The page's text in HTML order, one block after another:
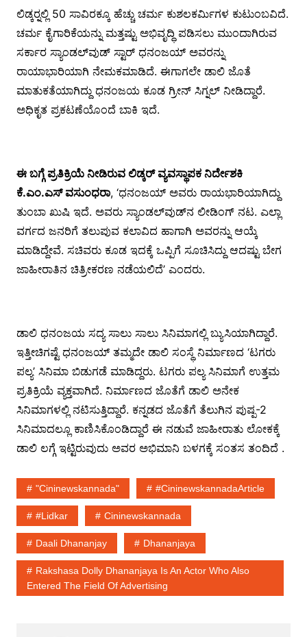
ಲಿಡ್ಕರ್‍ನಲ್ಲಿ 50 ಸಾವಿರಕ್ಕೂ ಹೆಚ್ಚು ಚರ್ಮ ಕುಶಲಕರ್ಮಿಗಳ ಕುಟುಂಬವಿದೆ.
ಚರ್ಮ ಕೈಗಾರಿಕೆಯನ್ನು ಮತ್ತಷ್ಟು ಅಭಿವೃದ್ಧಿ ಪಡಿಸಲು ಮುಂದಾಗಿರುವ
ಸರ್ಕಾರ ಸ್ಯಾಂಡಲ್‍ವುಡ್ ಸ್ಟಾರ್ ಧನಂಜಯ್ ಅವರನ್ನು
ರಾಯಾಭಾರಿಯಾಗಿ ನೇಮಕಮಾಡಿದೆ. ಈಗಾಗಲೇ ಡಾಲಿ ಜೊತೆ
ಮಾತುಕತೆಯಾಗಿದ್ದು ಧನಂಜಯ ಕೂಡ ಗ್ರೀನ್ ಸಿಗ್ನಲ್ ನೀಡಿದ್ದಾರೆ.
ಅಧಿಕೃತ ಪ್ರಕಟಣೆಯೊಂದೆ ಬಾಕಿ ಇದೆ.
ಈ ಬಗ್ಗೆ ಪ್ರತಿಕ್ರಿಯೆ ನೀಡಿರುವ ಲಿಡ್ಕರ್ ವ್ಯವಸ್ಥಾಪಕ ನಿರ್ದೇಶಕಿ
ಕೆ.ಎಂ.ಎಸ್ ವಸುಂಧರಾ, ‘ಧನಂಜಯ್ ಅವರು ರಾಯಭಾರಿಯಾಗಿದ್ದು
ತುಂಬಾ ಖುಷಿ ಇದೆ. ಅವರು ಸ್ಯಾಂಡಲ್‍ವುಡ್‍ನ ಲೀಡಿಂಗ್ ನಟ. ಎಲ್ಲಾ
ವರ್ಗದ ಜನರಿಗೆ ತಲುಪುವ ಕಲಾವಿದ ಹಾಗಾಗಿ ಅವರನ್ನು ಆಯ್ಕೆ
ಮಾಡಿದ್ದೇವೆ. ಸಚಿವರು ಕೂಡ ಇದಕ್ಕೆ ಒಪ್ಪಿಗೆ ಸೂಚಿಸಿದ್ದು ಆದಷ್ಟು ಬೇಗ
ಜಾಹೀರಾತಿನ ಚಿತ್ರೀಕರಣ ನಡೆಯಲಿದೆ’ ಎಂದರು.
ಡಾಲಿ ಧನಂಜಯ ಸದ್ಯ ಸಾಲು ಸಾಲು ಸಿನಿಮಾಗಲ್ಲಿ ಬ್ಯುಸಿಯಾಗಿದ್ದಾರೆ.
ಇತ್ತೀಚಿಗಷ್ಟೆ ಧನಂಜಯ್ ತಮ್ಮದೇ ಡಾಲಿ ಸಂಸ್ಥೆ ನಿರ್ಮಾಣದ ‘ಟಗರು
ಪಲ್ಯ’ ಸಿನಿಮಾ ಬಿಡುಗಡೆ ಮಾಡಿದ್ದರು. ಟಗರು ಪಲ್ಯ ಸಿನಿಮಾಗೆ ಉತ್ತಮ
ಪ್ರತಿಕ್ರಿಯೆ ವ್ಯಕ್ತವಾಗಿದೆ. ನಿರ್ಮಾಣದ ಜೊತೆಗೆ ಡಾಲಿ ಅನೇಕ
ಸಿನಿಮಾಗಳಲ್ಲಿ ನಟಿಸುತ್ತಿದ್ದಾರೆ. ಕನ್ನಡದ ಜೊತೆಗೆ ತೆಲುಗಿನ ಪುಷ್ಪ-2
ಸಿನಿಮಾದಲ್ಲೂ ಕಾಣಿಸಿಕೊಂಡಿದ್ದಾರೆ ಈ ನಡುವೆ ಜಾಹೀರಾತು ಲೋಕಕ್ಕೆ
ಡಾಲಿ ಲಗ್ಗೆ ಇಟ್ಟಿರುವುದು ಅವರ ಅಭಿಮಾನಿ ಬಳಗಕ್ಕೆ ಸಂತಸ ತಂದಿದೆ .
"cininewskannada" #cininewskannadaArticle
#lidkar Cininewskannada
Daali Dhananjay Dhananjaya
Rakshasa Dolly Dhananjaya Is An Actor Who Also
Entered The Field Of Advertising